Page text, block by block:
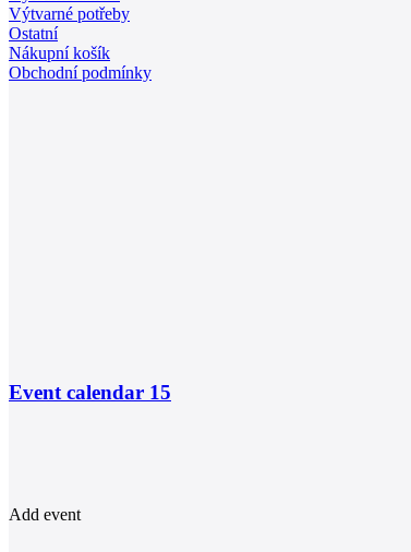
Výtvarné potřeby
Ostatní
Nákupní košík
Obchodní podmínky
Event calendar 15
Add event